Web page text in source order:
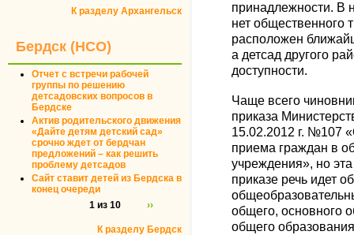
К разделу Архангельск
Бердск (НСО)
Отчет с встречи рабочей
группы по решению
детсадовских вопросов в
Бердске
Актив родительского движения
«Дайте детям детский сад»
срочно ждет от бердчан
предложений – как решить
проблему детсадов
Сайт ставит детей из Бердска в
конец очереди
1 из 10
››
К разделу Бердск
принадлежности. В
нет общественного
расположен
а детсад другого
доступности.
Чаще всего
приказа
15.02.2012 г. №107
приема граждан в
учреждения», но
приказе речь идет
общего, основного
общего